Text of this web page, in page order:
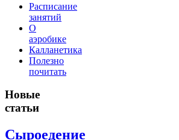
Расписание
занятий
О
аэробике
Калланетика
Полезно
почитать
Новые
статьи
Сыроедение